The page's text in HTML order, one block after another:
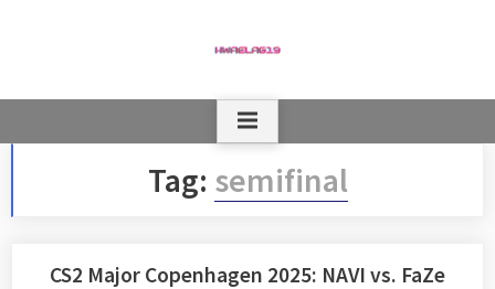
Tag: semifinal
CS2 Major Copenhagen 2025: NAVI vs. FaZe